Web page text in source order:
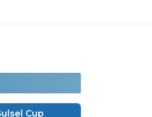
Cup